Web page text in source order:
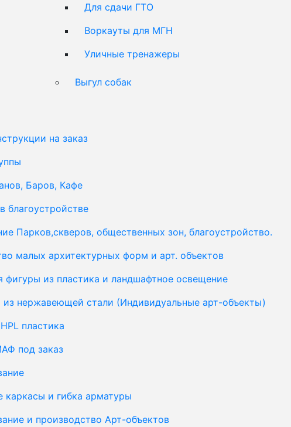
Для сдачи ГТО
Воркауты для МГН
Уличные тренажеры
Выгул собак
на заказ
Баров, Кафе
благоустройстве
Парков,скверов, общественных зон, благоустройство.
малых архитектурных форм и арт. объектов
фигуры из пластика и ландшафтное освещение
из нержавеющей стали (Индивидуальные арт-объекты)
пластика
под заказ
каркасы и гибка арматуры
и производство Арт-объектов